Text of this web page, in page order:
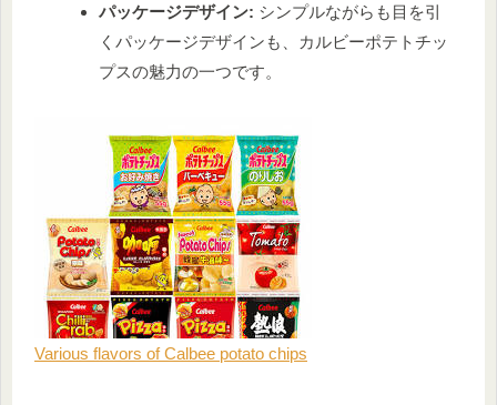
パッケージデザイン: シンプルながらも目を引
くパッケージデザインも、カルビーポテトチッ
プスの魅力の一つです。
Various flavors of Calbee potato chips